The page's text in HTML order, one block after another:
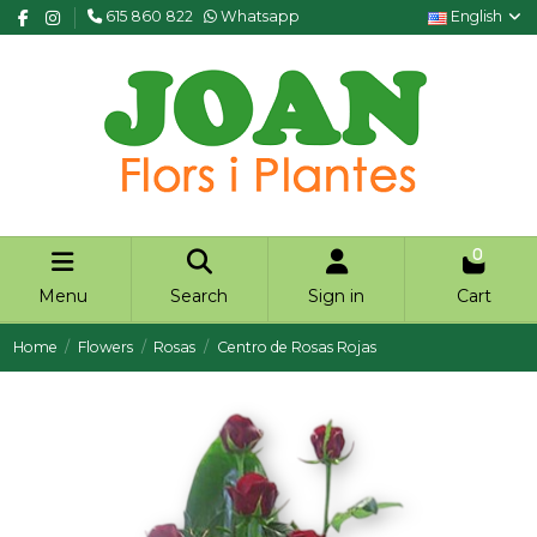
615 860 822 Whatsapp English
Menu Search Sign in
0
Cart
Home Flowers Rosas Centro de Rosas Rojas